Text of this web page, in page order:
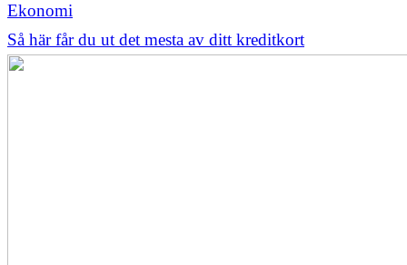
Ekonomi
Så här får du ut det mesta av ditt kreditkort